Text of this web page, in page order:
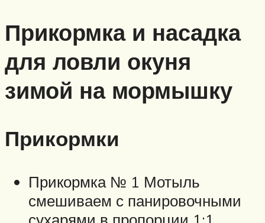
Прикормка и насадка
для ловли окуня
зимой на мормышку
Прикормки
Прикормка № 1 Мотыль
смешиваем с панировочными